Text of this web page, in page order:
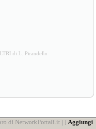
di L. Pirandello
di NetworkPortali.it | [ Aggiungi